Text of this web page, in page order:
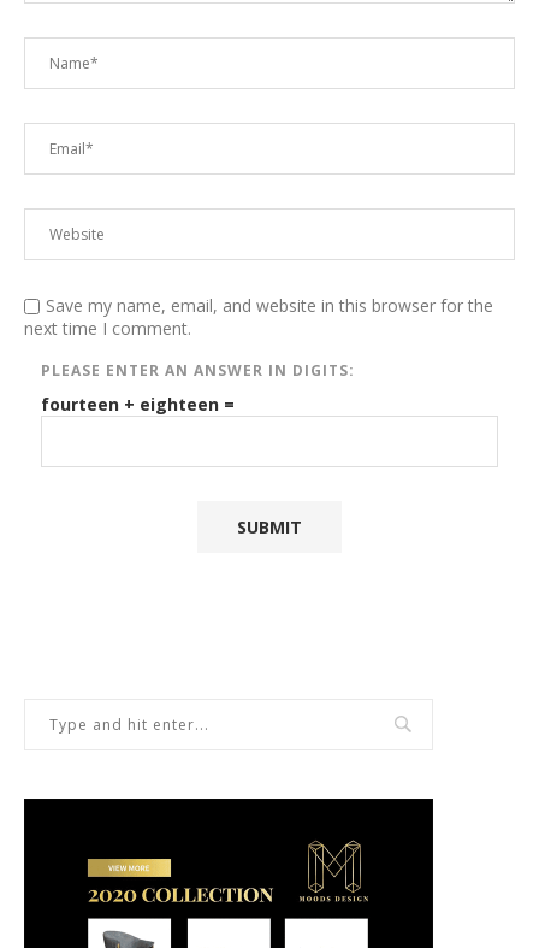
Save my name, email, and website in this browser for the
next time I comment.
PLEASE ENTER AN ANSWER IN DIGITS:
fourteen + eighteen =